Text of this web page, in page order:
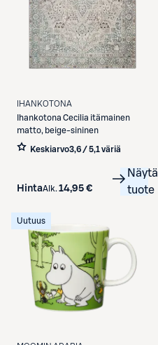
IHANKOTONA
Ihankotona Cecilia itämainen
matto, beige-sininen
Keskiarvo3,6 / 5,1 väriä
HintaAlk. 14,95 €
Näytä
tuote
Uutuus